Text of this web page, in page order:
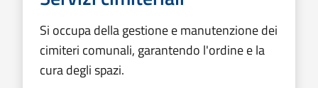
Si occupa della gestione e manutenzione dei
cimiteri comunali, garantendo l'ordine e la
cura degli spazi.